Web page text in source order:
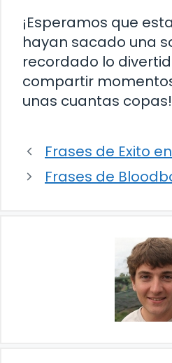
¡Esperamos que
hayan sacado una
recordado lo
compartir
unas cuantas copas!
Frases de Exito
Frases de